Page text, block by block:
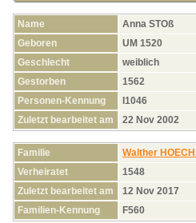
Name Anna STOß
Geboren
UM 1520
Geschlecht
weiblich
Gestorben
1562
Personen-Kennung
I1046
Zuletzt bearbeitet am
22 Nov 2002
Familie Walther
Verheiratet
1548
Zuletzt bearbeitet am
12 Nov 2017
Familien-Kennung
F560